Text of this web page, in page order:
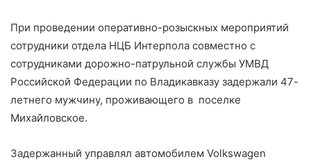
При проведении оперативно-розыскных мероприятий
сотрудники отдела НЦБ Интерпола совместно с
сотрудниками дорожно-патрульной службы УМВД
Российской Федерации по Владикавказу задержали 47-
летнего мужчину, проживающего в поселке
Михайловское.
Задержанный управлял автомобилем Volkswagen